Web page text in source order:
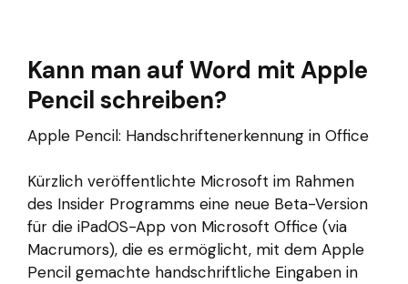
Kann man auf Word mit Apple
Pencil schreiben?
Apple Pencil: Handschriftenerkennung in Office
Kürzlich veröffentlichte Microsoft im Rahmen
des Insider Programms eine neue Beta-Version
für die iPadOS-App von Microsoft Office (via
Macrumors), die es ermöglicht, mit dem Apple
Pencil gemachte handschriftliche Eingaben in